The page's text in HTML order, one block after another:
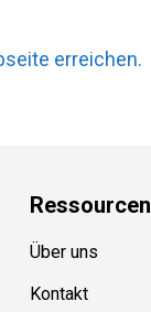
erreichen.
Ressourcen
Über uns
Kontakt